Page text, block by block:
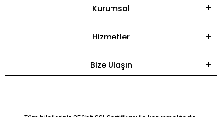
Kurumsal
Hizmetler
Bize Ulaşın